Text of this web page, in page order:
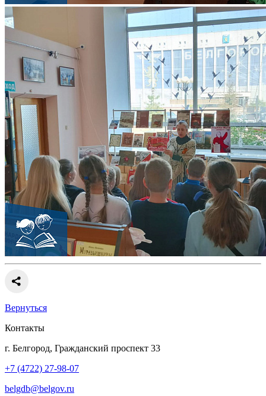
Вернуться
Контакты
г. Белгород, Гражданский проспект 33
+7 (4722) 27-98-07
belgdb@belgov.ru